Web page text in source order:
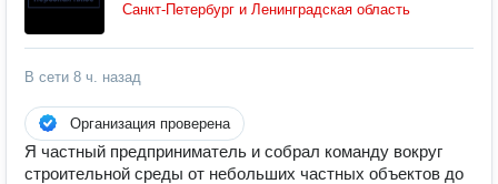
Санкт-Петербург и Ленинградская область
В сети 8 ч. назад
Организация проверена
Я частный предприниматель и собрал команду вокруг
строительной среды от небольших частных объектов до